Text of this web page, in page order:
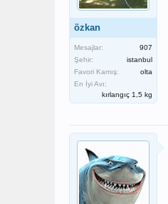
özkan
Mesajlar:
907
Şehir:
istanbul
Favori Kamış:
olta
En İyi Avı:
kırlangıç 1,5 kg